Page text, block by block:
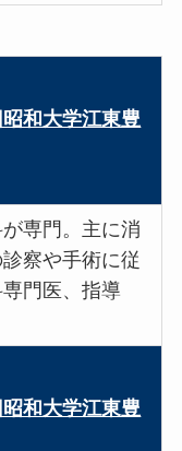
和大学江東豊
専門。主に消
察や手術に従
門医、指導
和大学江東豊